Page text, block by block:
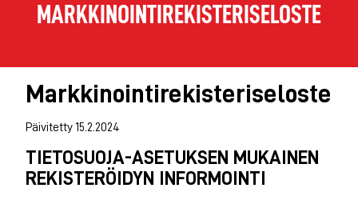
MARKKINOINTIREKISTERISELOSTE
Markkinointirekisteriseloste
Päivitetty 15.2.2024
TIETOSUOJA-ASETUKSEN MUKAINEN
REKISTERÖIDYN INFORMOINTI